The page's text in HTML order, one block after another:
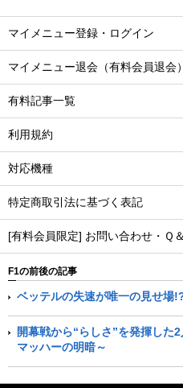
マイメニュー登録・ログイン
マイメニュー退会（有料会員退会）
有料記事一覧
利用規約
対応機種
特定商取引法に基づく表記
[有料会員限定] お問い合わせ・Ｑ
F1の前後の記事
ベッテルの失速が唯一の見せ場
開幕戦から“らしさ”を発揮した
マッハーの明暗～